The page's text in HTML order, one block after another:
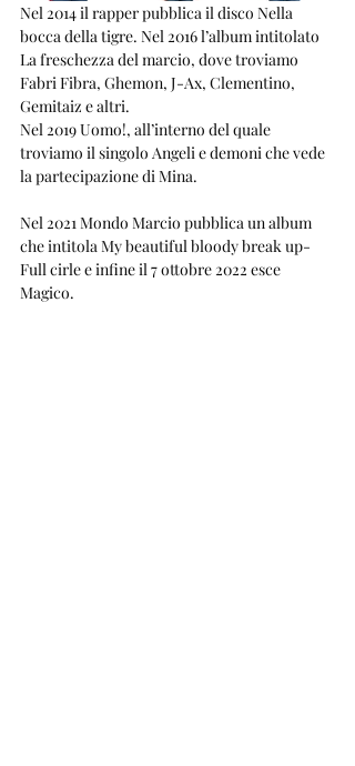
Nel 2014 il rapper pubblica il disco Nella
bocca della tigre. Nel 2016 l’album intitolato
La freschezza del marcio, dove troviamo
Fabri Fibra, Ghemon, J-Ax, Clementino,
Gemitaiz e altri.
Nel 2019 Uomo!, all’interno del quale
troviamo il singolo Angeli e demoni che vede
la partecipazione di Mina.
Nel 2021 Mondo Marcio pubblica un album
che intitola My beautiful bloody break up-
Full cirle e infine il 7 ottobre 2022 esce
Magico.